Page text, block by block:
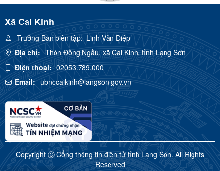
Xã Cai Kinh
Trưởng Ban biên tập:Linh Văn Điệp
Địa chỉ: Thôn Đồng Ngầu, xã Cai Kinh, tỉnh Lạng Sơn
Điện thoại: 02053.789.000
Email: ubndcaikinh@langson.gov.vn
Copyright Ⓒ Cổng thông tin điện tử tỉnh Lạng Sơn. All Rights
Reserved